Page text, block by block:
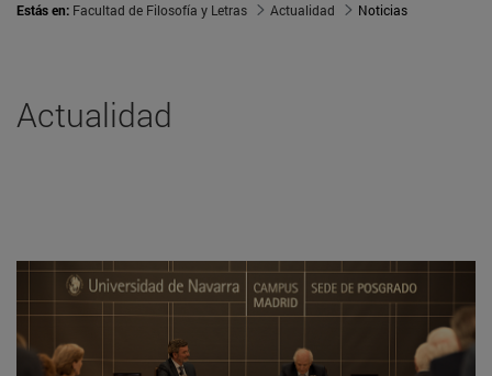
Estás en: Facultad de Filosofía y Letras Actualidad Noticias
Actualidad